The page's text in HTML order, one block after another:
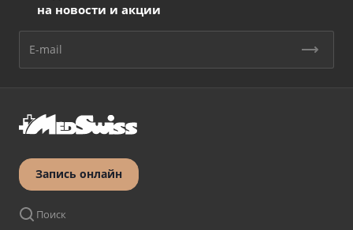
на новости и акции
Запись онлайн
Поиск